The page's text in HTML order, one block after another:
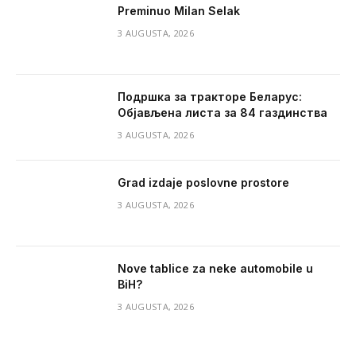
Preminuo Milan Selak
3 AUGUSTA, 2026
Подршка за тракторе Беларус:
Објављена листа за 84 газдинства
3 AUGUSTA, 2026
Grad izdaje poslovne prostore
3 AUGUSTA, 2026
Nove tablice za neke automobile u
BiH?
3 AUGUSTA, 2026